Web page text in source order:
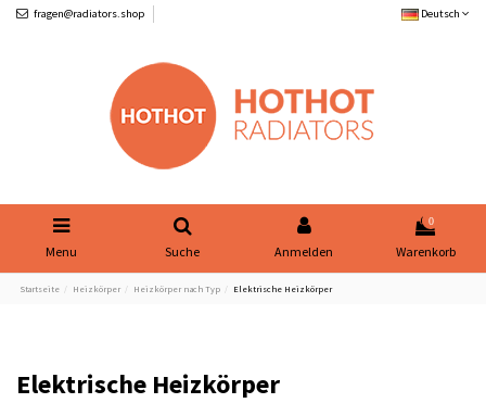
fragen@radiators.shop Deutsch
Menu Suche Anmelden
0
Warenkorb
Startseite Heizkörper Heizkörper nach Typ Elektrische Heizkörper
Elektrische Heizkörper